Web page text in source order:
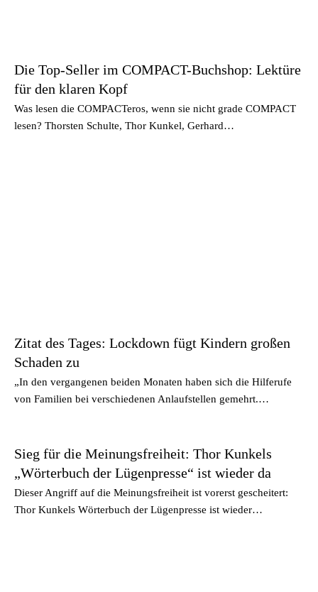
Die Top-Seller im COMPACT-Buchshop: Lektüre
für den klaren Kopf
Was lesen die COMPACTeros, wenn sie nicht grade COMPACT
lesen? Thorsten Schulte, Thor Kunkel, Gerhard…
Zitat des Tages: Lockdown fügt Kindern großen
Schaden zu
„In den vergangenen beiden Monaten haben sich die Hilferufe
von Familien bei verschiedenen Anlaufstellen gemehrt.…
Sieg für die Meinungsfreiheit: Thor Kunkels
„Wörterbuch der Lügenpresse“ ist wieder da
Dieser Angriff auf die Meinungsfreiheit ist vorerst gescheitert:
Thor Kunkels Wörterbuch der Lügenpresse ist wieder…